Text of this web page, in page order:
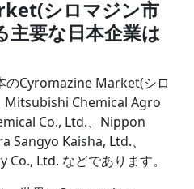
シロマジン市
主要な日本企業は
のCyromazine Market(シロ
Mitsubishi Chemical Agro
Co., Ltd.、Nippon
Sangyo Kaisha, Ltd.、
Ltd. などであります。